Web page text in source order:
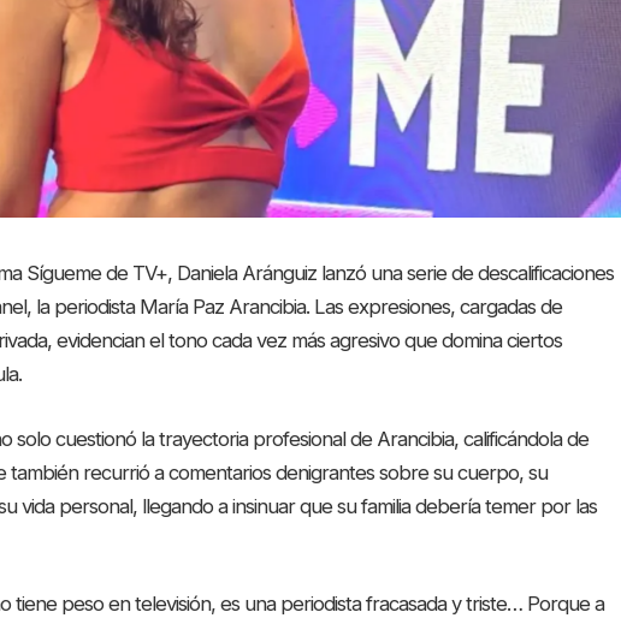
Sígueme de TV+, Daniela Aránguiz lanzó una serie de descalificaciones
la periodista María Paz Arancibia. Las expresiones, cargadas de
evidencian el tono cada vez más agresivo que domina ciertos
solo cuestionó la trayectoria profesional de Arancibia, calificándola de
también recurrió a comentarios denigrantes sobre su cuerpo, su
vida personal, llegando a insinuar que su familia debería temer por las
tiene peso en televisión, es una periodista fracasada y triste… Porque a